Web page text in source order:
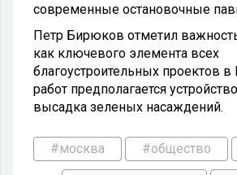
современные остановочные
Петр Бирюков отметил
как ключевого элемента всех
благоустроительных проектов
работ предполагается
высадка зеленых насаждений.
#москва #общество